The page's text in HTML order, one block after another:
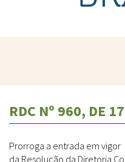
Conteúdos
Ambientais
Controle de Qualidade
RDC Nº 960, DE
Prorroga a entrada em vigor
da Resolução da Diretoria